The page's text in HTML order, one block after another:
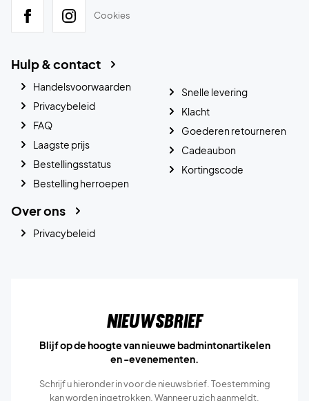
Cookies
Hulp & contact
Handelsvoorwaarden
Privacybeleid
FAQ
Laagste prijs
Bestellingsstatus
Bestelling herroepen
Snelle levering
Klacht
Goederen retourneren
Cadeaubon
Kortingscode
Over ons
Privacybeleid
Nieuwsbrief
Blijf op de hoogte van nieuwe badmintonartikelen
en -evenementen.
Schrijf u hieronder in voor de nieuwsbrief. Toestemming
kan worden ingetrokken. Wanneer u zich aanmeldt,